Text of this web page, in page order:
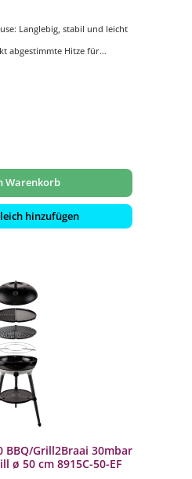
Langlebig, stabil und leicht
abgestimmte Hitze für
Warenkorb
hinzufügen
BBQ/Grill2Braai 30mbar
ø 50 cm 8915C-50-EF